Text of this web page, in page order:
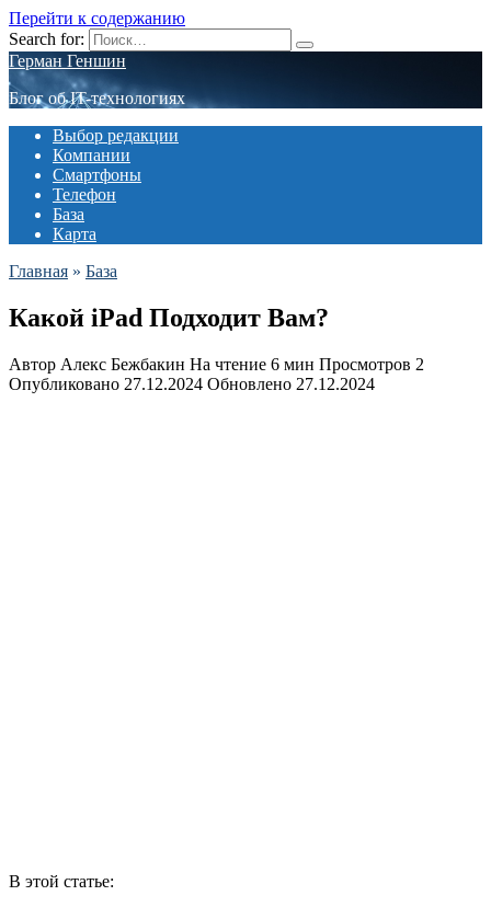
Перейти к содержанию
Search for:
Герман Геншин
Блог об IT-технологиях
Выбор редакции
Компании
Смартфоны
Телефон
База
Карта
Главная » База
Какой iPad Подходит Вам?
Автор Алекс Бежбакин На чтение 6 мин Просмотров 2
Опубликовано 27.12.2024 Обновлено 27.12.2024
В этой статье: